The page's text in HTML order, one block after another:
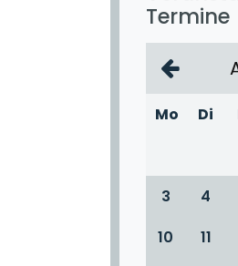
Termine
Mo Di
3
4
10
11